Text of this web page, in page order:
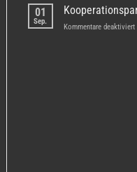
01
Sep.
Kommentare deaktiviertfür